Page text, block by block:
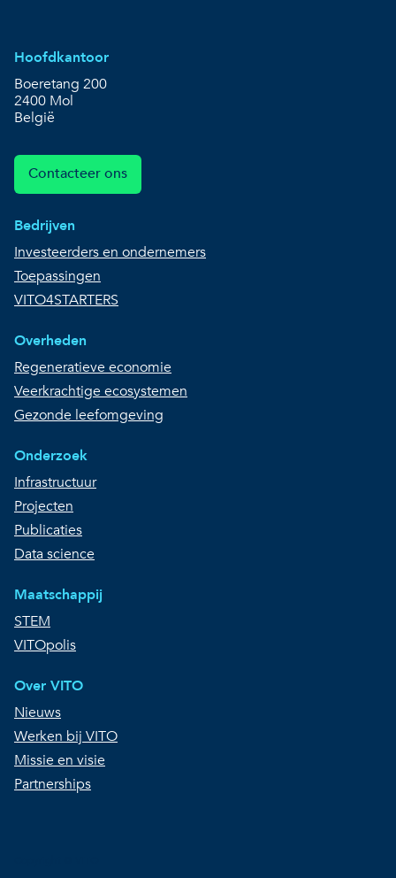
Hoofdkantoor
Boeretang 200
2400 Mol
België
Contacteer ons
Bedrijven
Investeerders en ondernemers
Toepassingen
VITO4STARTERS
Overheden
Regeneratieve economie
Veerkrachtige ecosystemen
Gezonde leefomgeving
Onderzoek
Infrastructuur
Projecten
Publicaties
Data science
Maatschappij
STEM
VITOpolis
Over VITO
Nieuws
Werken bij VITO
Missie en visie
Partnerships